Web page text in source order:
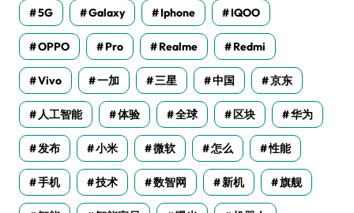
5G Galaxy Iphone IQOO
OPPO Pro Realme Redmi
Vivo 一加 三星 中国 京东
人工智能 体验 全球 区块 华为
发布 小米 微软 怎么 性能
手机 技术 数智网 新机 旗舰